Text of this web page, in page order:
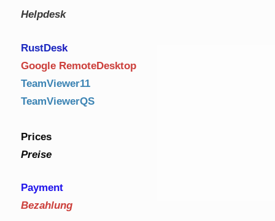
Helpdesk
RustDesk
Google RemoteDesktop
TeamViewer11
TeamViewerQS
Prices
Preise
Payment
Bezahlung